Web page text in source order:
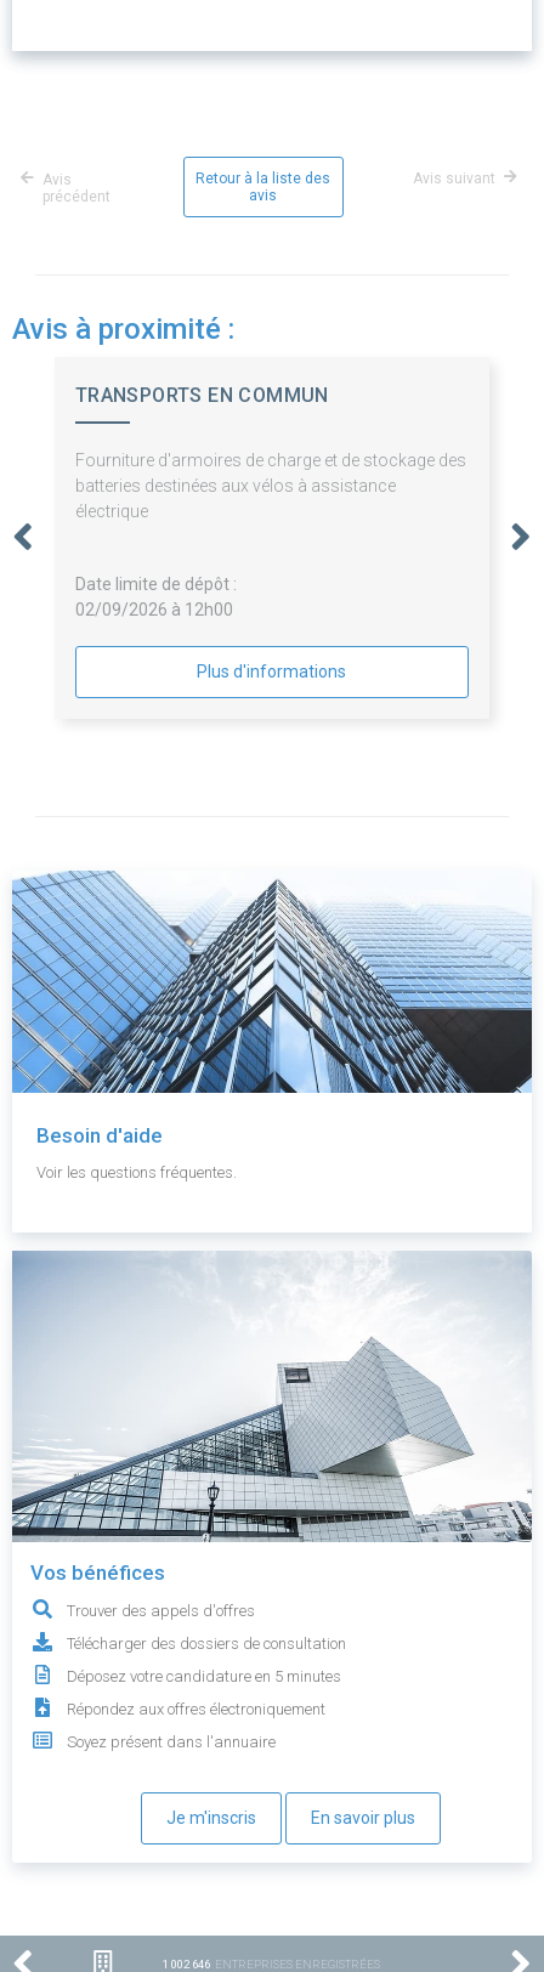
Avis
précédent
Retour à la liste des
avis
Avis suivant
Avis à proximité :
TRANSPORTS EN COMMUN
Fourniture d'armoires de charge et de stockage des
batteries destinées aux vélos à assistance
électrique
Date limite de dépôt :
02/09/2026 à 12h00
Plus d'informations
Besoin d'aide
Voir les questions fréquentes.
Vos bénéfices
Trouver des appels d'offres
Télécharger des dossiers de consultation
Déposez votre candidature en 5 minutes
Répondez aux offres électroniquement
Soyez présent dans l'annuaire
Je m'inscris En savoir plus
1 002 646 ENTREPRISES ENREGISTRÉES